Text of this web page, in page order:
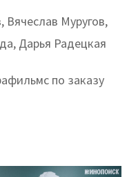
Муругов,
Дарья Радецкая
по заказу